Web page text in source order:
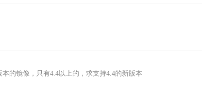
的镜像，只有4.4以上的，求支持4.4的新版本